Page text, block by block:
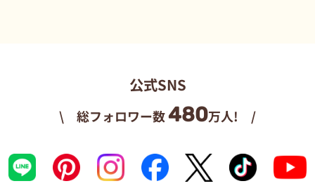
公式SNS
\ 総フォロワー数480万人! /